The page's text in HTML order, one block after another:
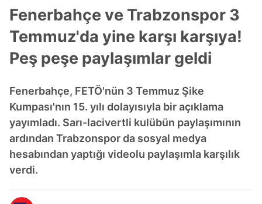
Fenerbahçe ve Trabzonspor 3
Temmuz'da yine karşı karşıya!
Peş peşe paylaşımlar geldi
Fenerbahçe, FETÖ'nün 3 Temmuz Şike
Kumpası'nın 15. yılı dolayısıyla bir açıklama
yayımladı. Sarı-lacivertli kulübün paylaşımının
ardından Trabzonspor da sosyal medya
hesabından yaptığı videolu paylaşımla karşılık
verdi.